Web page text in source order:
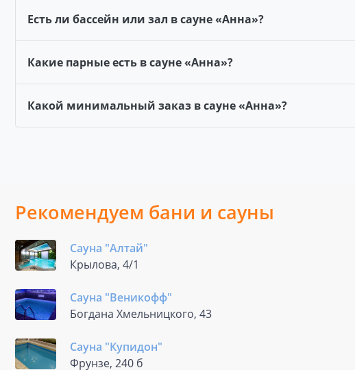
Есть ли бассейн или зал в сауне «Анна»?
Какие парные есть в сауне «Анна»?
Какой минимальный заказ в сауне «Анна»?
Рекомендуем бани и сауны
Сауна "Алтай"
Крылова, 4/1
Сауна "Веникофф"
Богдана Хмельницкого, 43
Сауна "Купидон"
Фрунзе, 240 б